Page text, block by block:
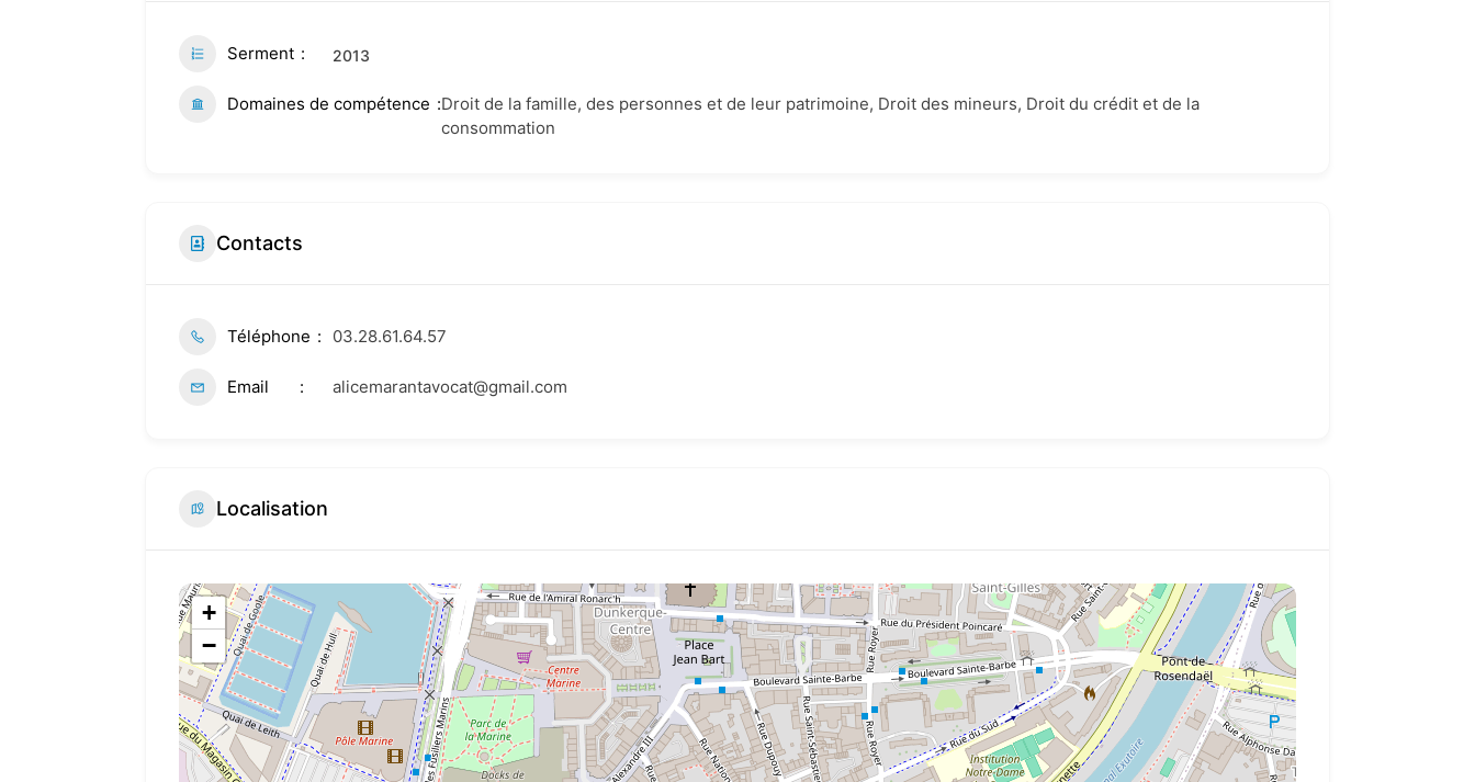
Serment 2013
Domaines de compétence
Droit de la famille, des personnes et de leur patrimoine, Droit des mineurs, Droit du crédit et de la
consommation
Contacts
Téléphone 03.28.61.64.57
Email alicemarantavocat@gmail.com
Localisation
+
−